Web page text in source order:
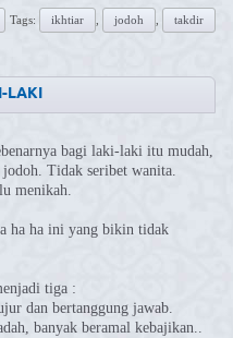
Tags: ikhtiar jodoh takdir
LAKI
bagi laki-laki itu mudah,
Tidak seribet wanita.
menikah.
ha ha ini yang bikin tidak
tiga :
dan bertanggung jawab.
banyak beramal kebajikan..